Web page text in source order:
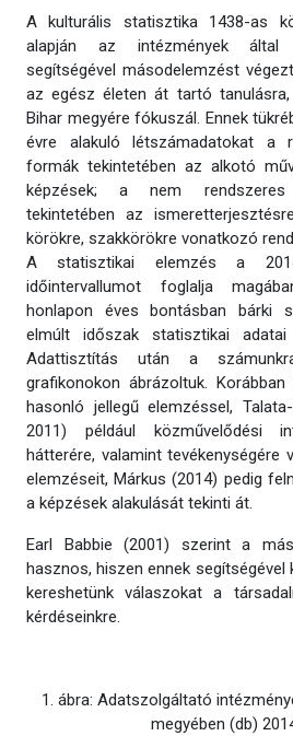
A kulturális statisztika 1438-as
alapján az intézmények által
segítségével másodelemzést
az egész életen át tartó
Bihar megyére fókuszál. Ennek
évre alakuló létszámadatokat a
formák tekintetében az alkotó
képzések; a nem
tekintetében az
körökre, szakkörökre vonatkozó
A statisztikai elemzés a
időintervallumot foglalja
honlapon éves bontásban bárki
elmúlt időszak statisztikai
Adattisztítás után a
grafikonokon ábrázoltuk.
hasonló jellegű elemzéssel,
2011) például közművelődési
hátterére, valamint tevékenységére
elemzéseit, Márkus (2014) pedig
a képzések alakulását tekinti át.
Earl Babbie (2001) szerint a
hasznos, hiszen ennek
kereshetünk válaszokat a
kérdéseinkre.
1. ábra: Adatszolgáltató
megyében (db)